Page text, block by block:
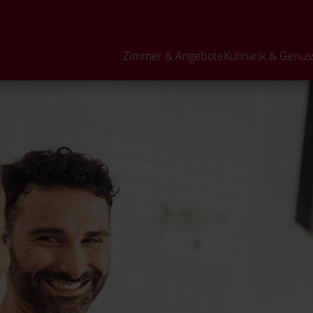
Zimmer & AngeboteKulinarik &